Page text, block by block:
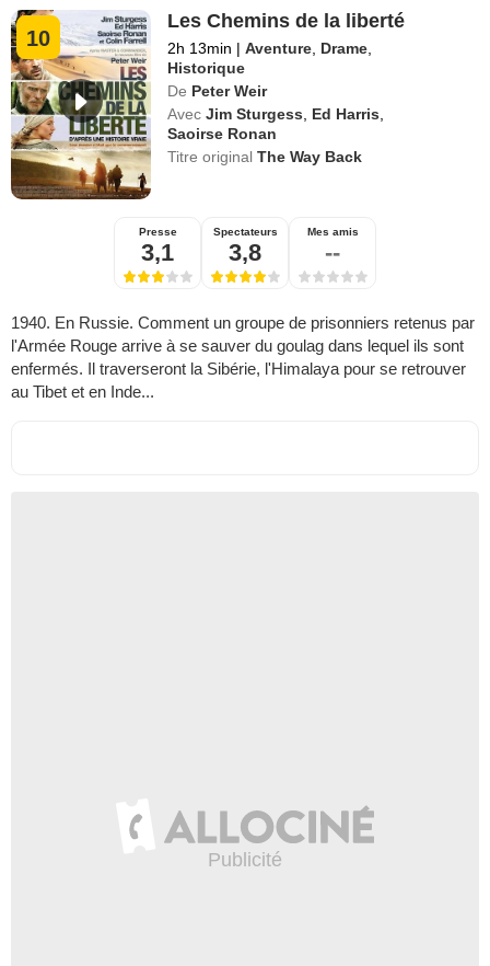
10
Les Chemins de la liberté
2h 13min | Aventure Drame
Historique
De Peter Weir
Avec Jim Sturgess Ed Harris
Saoirse Ronan
Titre originalThe Way Back
Presse
3,1
Spectateurs
3,8
Mes amis
--
1940. En Russie. Comment un groupe de prisonniers retenus par
l'Armée Rouge arrive à se sauver du goulag dans lequel ils sont
enfermés. Il traverseront la Sibérie, l'Himalaya pour se retrouver
au Tibet et en Inde...